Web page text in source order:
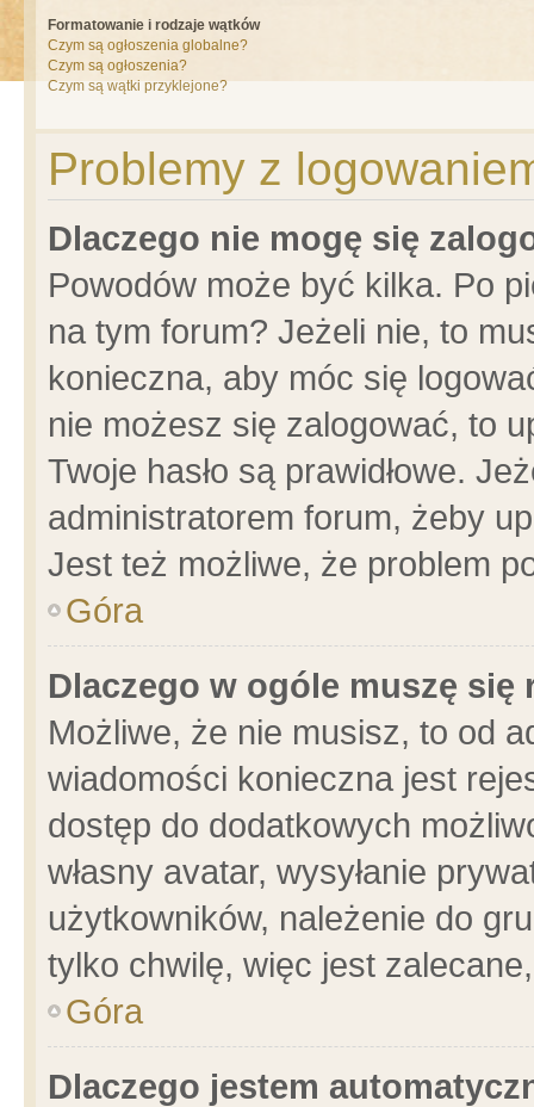
Formatowanie i rodzaje wątków
Czym są ogłoszenia globalne?
Czym są ogłoszenia?
Czym są wątki przyklejone?
Problemy z
Dlaczego nie mogę się
Powodów może być kilka. Po
na tym forum? Jeżeli nie, to
konieczna, aby móc się
nie możesz się zalogować, to
Twoje hasło są prawidłowe.
administratorem forum, żeby
Jest też możliwe, że problem
Góra
Dlaczego w ogóle muszę się
Możliwe, że nie musisz, to od
wiadomości konieczna jest
dostęp do dodatkowych
własny avatar, wysyłanie
użytkowników, należenie do
tylko chwilę, więc jest
Góra
Dlaczego jestem